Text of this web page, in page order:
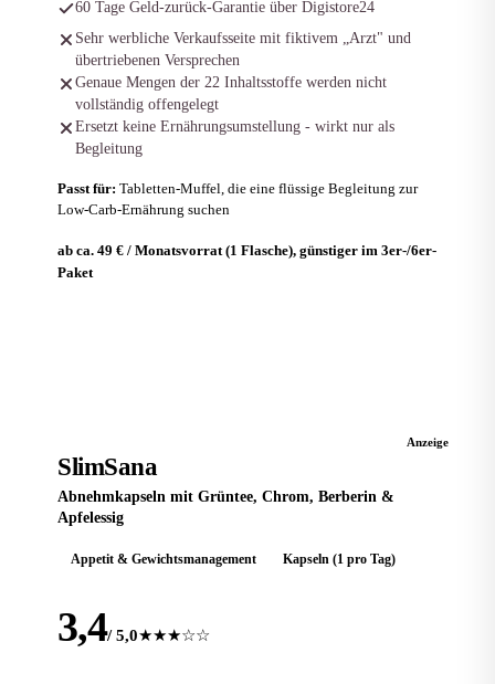
60 Tage Geld-zurück-Garantie über Digistore24
Sehr werbliche Verkaufsseite mit fiktivem „Arzt" und
übertriebenen Versprechen
Genaue Mengen der 22 Inhaltsstoffe werden nicht
vollständig offengelegt
Ersetzt keine Ernährungsumstellung - wirkt nur als
Begleitung
Passt für: Tabletten-Muffel, die eine flüssige Begleitung zur
Low-Carb-Ernährung suchen
ab ca. 49 € / Monatsvorrat (1 Flasche), günstiger im 3er-/6er-
Paket
Anzeige
SlimSana
Abnehmkapseln mit Grüntee, Chrom, Berberin &
Apfelessig
Appetit & Gewichtsmanagement Kapseln (1 pro Tag)
3,4/ 5,0★★★☆☆